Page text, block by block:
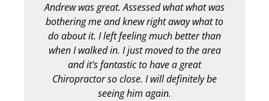
Andrew was great. Assessed what what was
bothering me and knew right away what to
do about it. I left feeling much better than
when I walked in. I just moved to the area
and it's fantastic to have a great
Chiropractor so close. I will definitely be
seeing him again.